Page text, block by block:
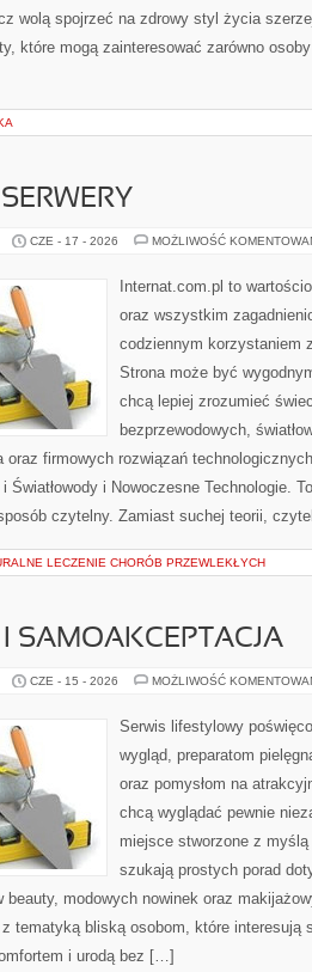
wolą spojrzeć na zdrowy styl życia
które mogą zainteresować zarówno
CZE - 17 - 2026 MOŻLIWOŚĆ
Internat.com.pl to
oraz wszystkim
codziennym korzystaniem
Strona może być
chcą lepiej zrozumieć
bezprzewodowych,
oraz firmowych rozwiązań
Światłowody i Nowoczesne Technologie.
czytelny. Zamiast suchej teorii,
LECZENIE CHORÓB PRZEWLEKŁYCH
I SAMOAKCEPTACJA
CZE - 15 - 2026 MOŻLIWOŚĆ
Serwis lifestylowy
wygląd, preparatom
oraz pomysłom na
chcą wyglądać pewnie
miejsce stworzone z
szukają prostych porad
beauty, modowych nowinek oraz
z tematyką bliską osobom, które interesują
i urodą bez […]